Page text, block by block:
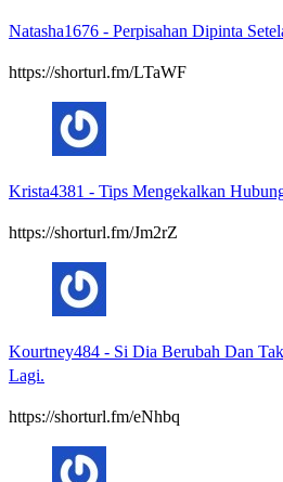
Natasha1676 - Perpisahan Dipinta
https://shorturl.fm/LTaWF
Krista4381 - Tips Mengekalkan
https://shorturl.fm/Jm2rZ
Kourtney484 - Si Dia Berubah Dan
Lagi.
https://shorturl.fm/eNhbq